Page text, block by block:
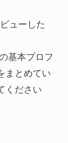
ューした
基本プロフ
まとめてい
ください